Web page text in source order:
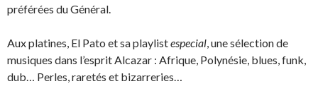
préférées du Général.
Aux platines, El Pato et sa playlistespecial, une sélection de
musiques dans l’esprit Alcazar : Afrique, Polynésie, blues, funk,
dub… Perles, raretés et bizarreries…